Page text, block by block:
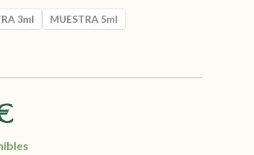
3ml
MUESTRA 5ml